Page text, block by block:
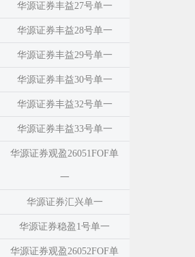
华源证券丰益27号单一
华源证券丰益28号单一
华源证券丰益29号单一
华源证券丰益30号单一
华源证券丰益32号单一
华源证券丰益33号单一
华源证券观盈26051FOF单
一
华源证券汇兴单一
华源证券稳盈1号单一
华源证券观盈26052FOF单